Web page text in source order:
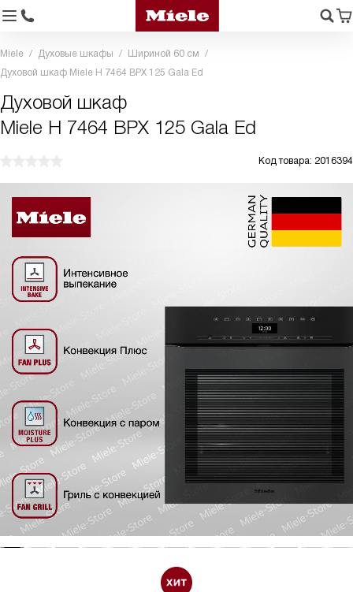
Miele Духовые шкафы
Шириной 60 см
Духовой шкаф Miele H 7464 BPX 125 Gala Ed
Духовой шкаф
Miele H 7464 BPX 125 Gala Ed
Код товара: 2016394